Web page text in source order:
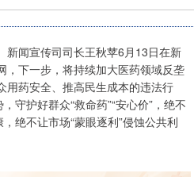
闻宣传司司长王秋苹6月13日在新
，下一步，将持续加大医药领域反垄
用药安全、推高民生成本的违法行
守护好群众“救命药”“安心价”，绝不
绝不让市场“蒙眼逐利”侵蚀公共利